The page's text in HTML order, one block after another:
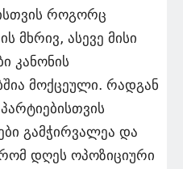
როგორც
მხრივ, ასევე მისი
კანონის
მოქცეული. რადგან
გამჭირვალეა და
დღეს ოპოზიციური